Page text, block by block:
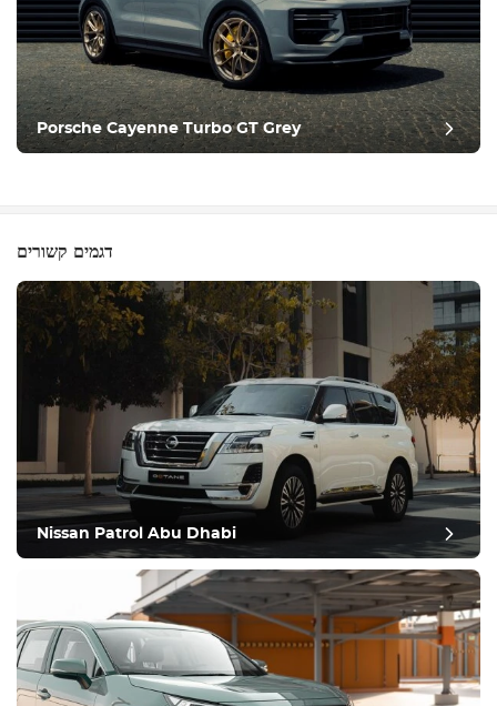
Porsche Cayenne Turbo GT Grey
דגמים קשורים
Nissan Patrol Abu Dhabi